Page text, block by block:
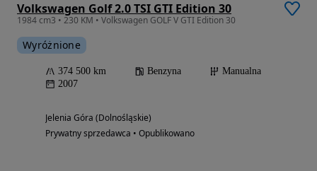
Volkswagen Golf 2.0 TSI GTI Edition 30
1984 cm3 • 230 KM • Volkswagen GOLF V GTI Edition 30
Wyróżnione
374 500 km Benzyna
Manualna
2007
Jelenia Góra (Dolnośląskie)
Prywatny sprzedawca • Opublikowano